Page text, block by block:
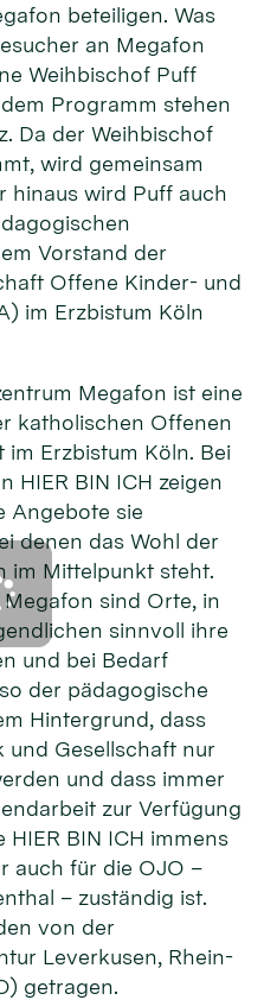
beteiligen. Was
an Megafon
Weihbischof Puff
Programm stehen
Da der Weihbischof
wird gemeinsam
hinaus wird Puff auch
Vorstand der
Offene Kinder- und
im Erzbistum Köln
Megafon ist eine
katholischen Offenen
Erzbistum Köln. Bei
HIER BIN ICH zeigen
Angebote sie
denen das Wohl der
im Mittelpunkt steht.
sind Orte, in
sinnvoll ihre
und bei Bedarf
der pädagogische
Hintergrund, dass
und Gesellschaft nur
und dass immer
zur Verfügung
BIN ICH immens
auch für die OJO –
– zuständig ist.
von der
Leverkusen, Rhein-
getragen.